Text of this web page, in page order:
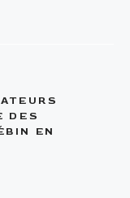
DES
EN